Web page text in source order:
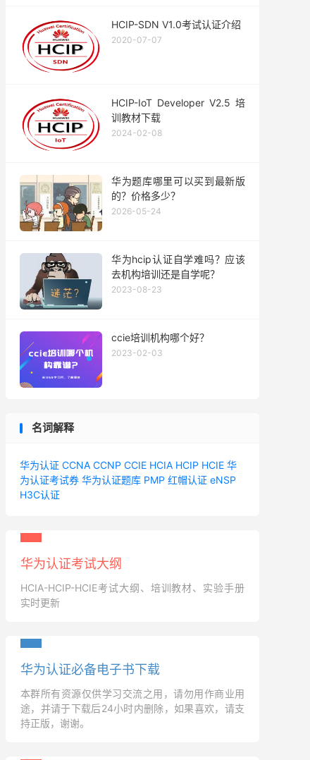
HCIP-SDN V1.0考试认证介绍
2020-07-07
HCIP-IoT Developer V2.5 培
训教材下载
2024-02-08
华为题库哪里可以买到最新版
的？价格多少？
2026-05-24
华为hcip认证自学难吗？应该
去机构培训还是自学呢？
2023-08-23
ccie培训机构哪个好？
2023-02-03
名词解释
华为认证 CCNA CCNP CCIE HCIA HCIP HCIE 华
为认证考试券 华为认证题库 PMP 红帽认证 eNSP
H3C认证
华为认证考试大纲
HCIA-HCIP-HCIE考试大纲、培训教材、实验手册
实时更新
华为认证必备电子书下载
本群所有资源仅供学习交流之用，请勿用作商业用
途，并请于下载后24小时内删除，如果喜欢，请支
持正版，谢谢。